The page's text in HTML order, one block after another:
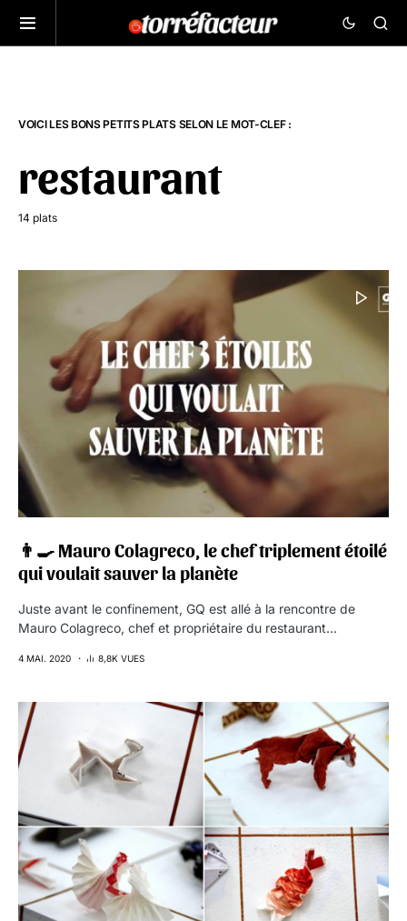
VOICI LES BONS PETITS PLATS SELON LE MOT-CLEF :
restaurant
14 plats
👨‍🍳 Mauro Colagreco, le chef triplement étoilé
qui voulait sauver la planète
Juste avant le confinement, GQ est allé à la rencontre de
Mauro Colagreco, chef et propriétaire du restaurant…
4 MAI. 2020 8,8K VUES